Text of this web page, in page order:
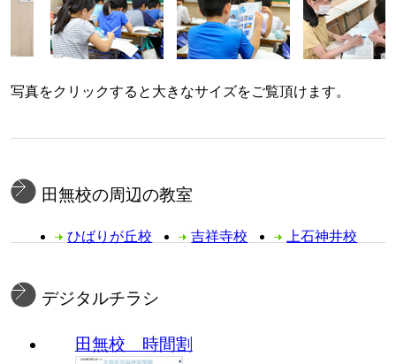
写真をクリックすると大きなサイズをご覧頂けます。
田無校の周辺の教室
ひばりが丘校 吉祥寺校 上石神井校
デジタルチラシ
田無校 時間割